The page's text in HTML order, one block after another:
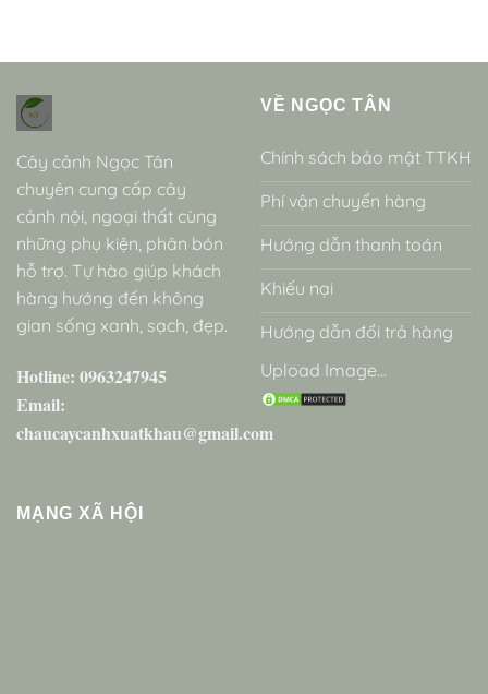
Cây cảnh Ngọc Tân
chuyên cung cấp cây
cảnh nội, ngoại thất cùng
những phụ kiện, phân bón
hỗ trợ. Tự hào giúp khách
hàng hướng đến không
gian sống xanh, sạch, đẹp.
Hotline: 0963247945
Email:
chaucaycanhxuatkhau@gmail.com
VỀ NGỌC TÂN
Chính sách bảo mật TTKH
Phí vận chuyển hàng
Hướng dẫn thanh toán
Khiếu nại
Hướng dẫn đổi trả hàng
Upload Image...
MẠNG XÃ HỘI